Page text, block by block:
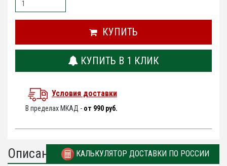
КУПИТЬ
КУПИТЬ В 1 КЛИК
Условия доставки
В пределах МКАД - от 990 руб.
Описание КАЛЬКУЛЯТОР ДОСТАВКИ ПО РОССИИ